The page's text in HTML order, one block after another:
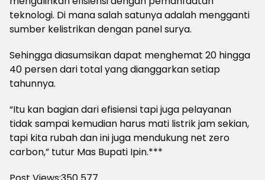
teknologi. Di mana salah satunya adalah mengganti
sumber kelistrikan dengan panel surya.
Sehingga diasumsikan dapat menghemat 20 hingga
40 persen dari total yang dianggarkan setiap
tahunnya.
“Itu kan bagian dari efisiensi tapi juga pelayanan
tidak sampai kemudian harus mati listrik jam sekian,
tapi kita rubah dan ini juga mendukung net zero
carbon,” tutur Mas Bupati Ipin.***